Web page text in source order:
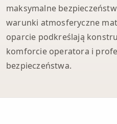
maksymalne
warunki atmosferyczne
oparcie podkreślają
komforcie operatora i
bezpieczeństwa.